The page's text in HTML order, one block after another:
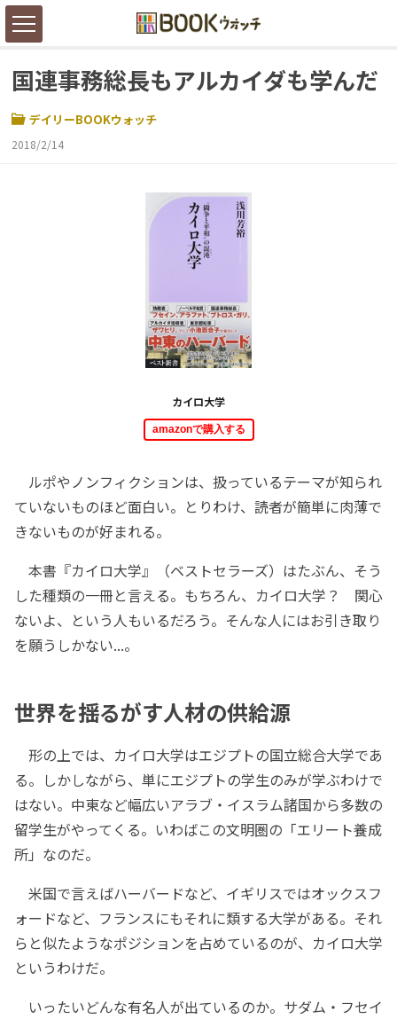
国連事務総長もアルカイダも学んだ
デイリーBOOKウォッチ
2018/2/14
カイロ大学
amazonで購入する
ルポやノンフィクションは、扱っているテーマが知られ
ていないものほど面白い。とりわけ、読者が簡単に肉薄で
きないものが好まれる。
本書『カイロ大学』（ベストセラーズ）はたぶん、そう
した種類の一冊と言える。もちろん、カイロ大学？ 関心
ないよ、という人もいるだろう。そんな人にはお引き取り
を願うしかない...。
世界を揺るがす人材の供給源
形の上では、カイロ大学はエジプトの国立総合大学であ
る。しかしながら、単にエジプトの学生のみが学ぶわけで
はない。中東など幅広いアラブ・イスラム諸国から多数の
留学生がやってくる。いわばこの文明圏の「エリート養成
所」なのだ。
米国で言えばハーバードなど、イギリスではオックスフ
ォードなど、フランスにもそれに類する大学がある。それ
らと似たようなポジションを占めているのが、カイロ大学
というわけだ。
いったいどんな有名人が出ているのか。サダム・フセイ